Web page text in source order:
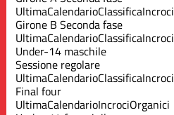
UltimaCalendarioClassificaIncroci
Girone B Seconda fase
UltimaCalendarioClassificaIncroci
Under-14 maschile
Sessione regolare
UltimaCalendarioClassificaIncroci
Final four
UltimaCalendarioIncrociOrganici